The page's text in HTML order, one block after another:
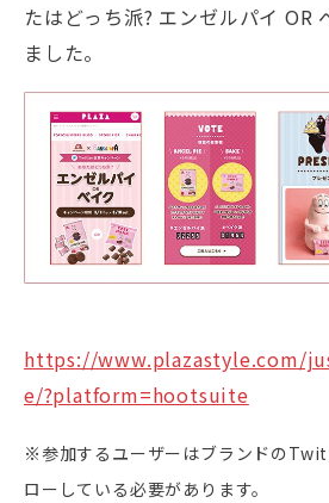
たはどっち派? エンゼルパイ OR
ました。
https://www.plazastyle.com/
e/?platform=hootsuite
※参加するユーザーはブランドの
ローしている必要があります。